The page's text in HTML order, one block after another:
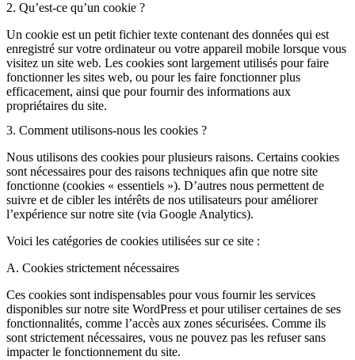
2. Qu’est-ce qu’un cookie ?
Un cookie est un petit fichier texte contenant des données qui est
enregistré sur votre ordinateur ou votre appareil mobile lorsque vous
visitez un site web. Les cookies sont largement utilisés pour faire
fonctionner les sites web, ou pour les faire fonctionner plus
efficacement, ainsi que pour fournir des informations aux
propriétaires du site.
3. Comment utilisons-nous les cookies ?
Nous utilisons des cookies pour plusieurs raisons. Certains cookies
sont nécessaires pour des raisons techniques afin que notre site
fonctionne (cookies « essentiels »). D’autres nous permettent de
suivre et de cibler les intérêts de nos utilisateurs pour améliorer
l’expérience sur notre site (via Google Analytics).
Voici les catégories de cookies utilisées sur ce site :
A. Cookies strictement nécessaires
Ces cookies sont indispensables pour vous fournir les services
disponibles sur notre site WordPress et pour utiliser certaines de ses
fonctionnalités, comme l’accès aux zones sécurisées. Comme ils
sont strictement nécessaires, vous ne pouvez pas les refuser sans
impacter le fonctionnement du site.